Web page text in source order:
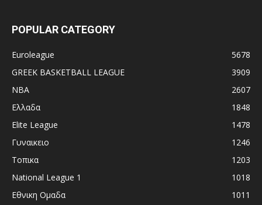
POPULAR CATEGORY
Euroleague
5678
GREEK BASKETBALL LEAGUE
3909
NBA
2607
Ελλαδα
1848
Elite League
1478
Γυναικειο
1246
Τοπικα
1203
National League 1
1018
Εθνικη Ομαδα
1011